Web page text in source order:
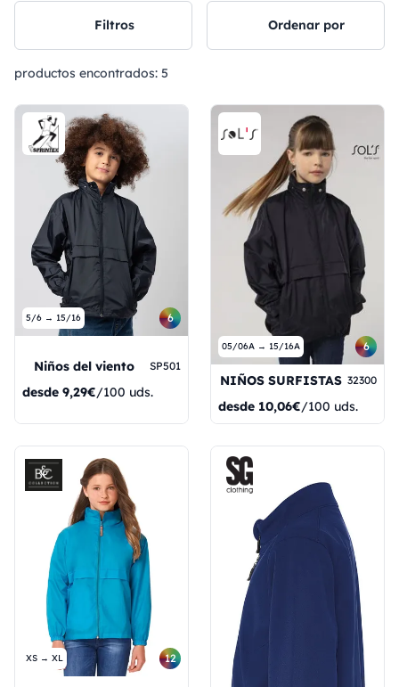
Filtros Ordenar por
productos encontrados: 5
5/6 → 15/16 6
Niños del viento SP501
desde 9,29€/100 uds.
05/06A → 15/16A 6
NIÑOS SURFISTAS 32300
desde 10,06€/100 uds.
XS → XL 12